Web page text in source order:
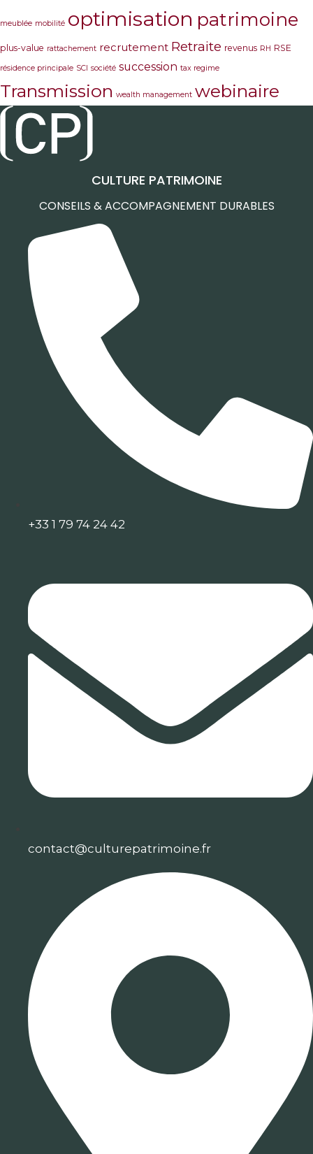
meublée mobilité optimisation patrimoine
plus-value rattachement recrutement Retraite revenus RH RSE
résidence principale SCI société succession tax regime
Transmission wealth management webinaire
CULTURE PATRIMOINE
CONSEILS & ACCOMPAGNEMENT DURABLES
+33 1 79 74 24 42
contact@culturepatrimoine.fr